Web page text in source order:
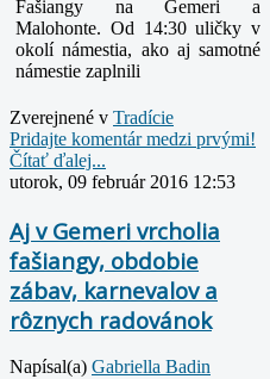
Fašiangy na Gemeri a
Malohonte. Od 14:30 uličky v
okolí námestia, ako aj samotné
námestie zaplnili
Zverejnené v Tradície
Pridajte komentár medzi prvými!
Čítať ďalej...
utorok, 09 február 2016 12:53
Aj v Gemeri vrcholia
fašiangy, obdobie
zábav, karnevalov a
rôznych radovánok
Napísal(a) Gabriella Badin